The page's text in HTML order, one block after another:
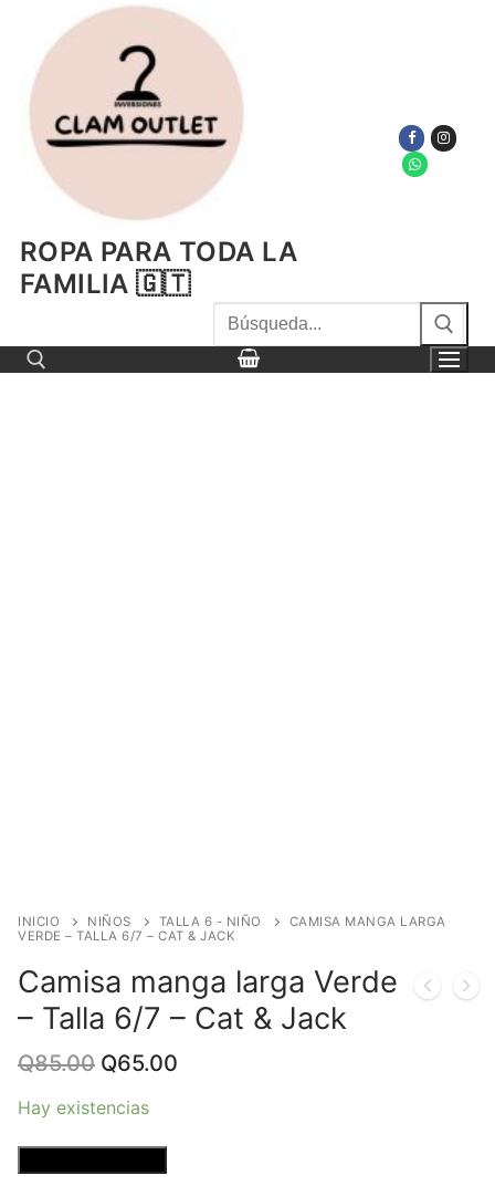
contenido
ROPA PARA TODA LA
FAMILIA 🇬🇹
Buscar
por:
INICIO NIÑOS TALLA 6 - NIÑO
CAMISA MANGA LARGA
VERDE – TALLA 6/7 – CAT & JACK
Camisa manga larga Verde
– Talla 6/7 – Cat & Jack
Q85.00 Original
was:
Q65.00
Hay existencias